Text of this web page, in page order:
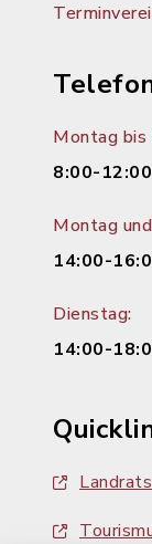
Montag bis
8:00-
Montag
14:00-
Dienstag:
14:00-